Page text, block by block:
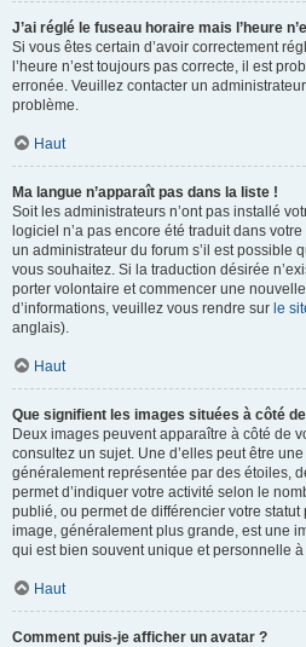
J’ai réglé le fuseau horaire mais l’heure
Si vous êtes certain d’avoir correctement
l’heure n’est toujours pas correcte, il est
erronée. Veuillez contacter un
problème.
Haut
Ma langue n’apparaît pas dans la liste !
Soit les administrateurs n’ont pas installé
logiciel n’a pas encore été traduit dans
un administrateur du forum s’il est possible
vous souhaitez. Si la traduction désirée
porter volontaire et commencer une
d’informations, veuillez vous rendre sur le
anglais).
Haut
Que signifient les images situées à côté
Deux images peuvent apparaître à côté de
consultez un sujet. Une d’elles peut être
généralement représentée par des étoiles,
permet d’indiquer votre activité selon le
publié, ou permet de différencier votre statut
image, généralement plus grande, est une
qui est bien souvent unique et personnelle
Haut
Comment puis-je afficher un avatar ?